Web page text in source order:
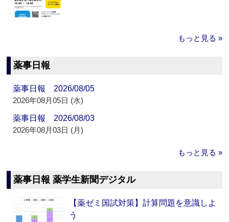
もっと見る »
薬事日報
薬事日報 2026/08/05
2026年08月05日 (水)
薬事日報 2026/08/03
2026年08月03日 (月)
もっと見る »
薬事日報 薬学生新聞デジタル
【薬ゼミ国試対策】計算問題を意識しよ
う